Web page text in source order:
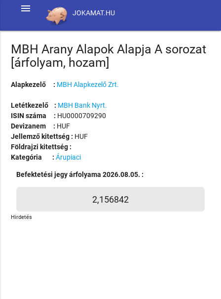
JOKAMAT.HU
menu
MBH Arany Alapok Alapja A sorozat
[árfolyam, hozam]
Alapkezelő : MBH Alapkezelő Zrt.
Letétkezelő : MBH Bank Nyrt.
ISIN száma : HU0000709290
Devizanem : HUF
Jellemző kitettség : HUF
Földrajzi kitettség :
Kategória : Árupiaci
Befektetési jegy árfolyama 2026.08.05. :
2,156842
Hirdetés